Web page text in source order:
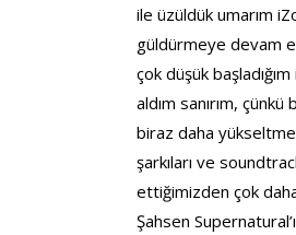
ile üzüldük umarım
güldürmeye devam
çok düşük
aldım sanırım,
biraz daha
şarkıları ve
ettiğimizden çok
Şahsen